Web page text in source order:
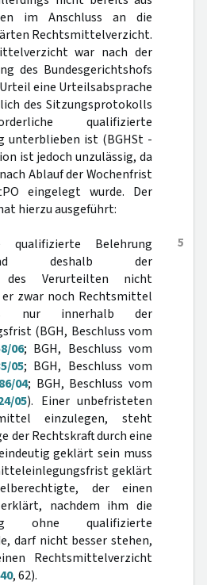
im Anschluss an die
Rechtsmittelverzicht.
war nach der
des Bundesgerichtshofs
eine Urteilsabsprache
des Sitzungsprotokolls
qualifizierte
unterblieben ist (BGHSt -
ist jedoch unzulässig, da
Ablauf der Wochenfrist
eingelegt wurde. Der
hierzu ausgeführt:
5
Belehrung
deshalb der
des Verurteilten nicht
zwar noch Rechtsmittel
nur innerhalb der
(BGH, Beschluss vom
06; BGH, Beschluss vom
05; BGH, Beschluss vom
04; BGH, Beschluss vom
05). Einer unbefristeten
einzulegen, steht
der Rechtskraft durch eine
geklärt sein muss
geklärt
der einen
nachdem ihm die
ohne qualifizierte
darf nicht besser stehen,
Rechtsmittelverzicht
, 62).